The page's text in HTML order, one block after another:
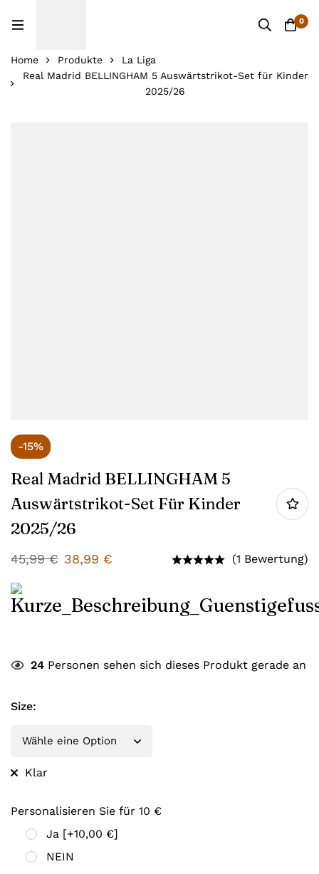
0
Home Produkte
La Liga
Real Madrid BELLINGHAM 5 Auswärtstrikot-Set für Kinder
2025/26
-15%
Real Madrid BELLINGHAM 5
Auswärtstrikot-Set Für Kinder
2025/26
45,99€ 38,99 € (1 Bewertung)
24 Personen sehen sich dieses Produkt gerade an
Size:
Klar
Personalisieren Sie für 10 €
Ja [+10,00 €]
NEIN